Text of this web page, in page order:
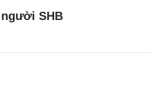
SHB